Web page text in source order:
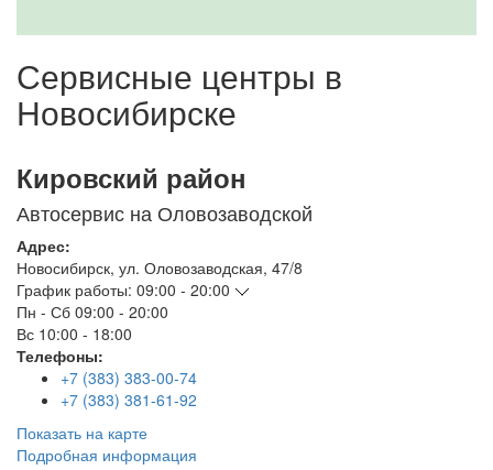
Сервисные центры в
Новосибирске
Кировский район
Автосервис на Оловозаводской
Адрес:
Новосибирск, ул. Оловозаводская, 47/8
График работы: 09:00 - 20:00
Пн - Сб 09:00 - 20:00
Вс 10:00 - 18:00
Телефоны:
+7 (383) 383-00-74
+7 (383) 381-61-92
Показать на карте
Подробная информация